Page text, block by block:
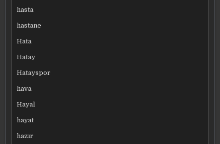
hasta
hastane
Hata
Hatay
Hatayspor
hava
Hayal
hayat
hazır